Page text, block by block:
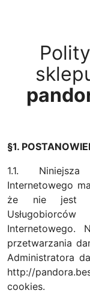
§1.
1.1.
Internetowego
że nie jest
Internetowego.
przetwarzania
Administratora
http://
cookies.